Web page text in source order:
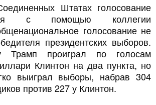
Штатах голосование
с помощью коллегии
голосование не
президентских выборов.
проиграл по голосам
Клинтон на два пункта, но
выиграл выборы, набрав 304
против 227 у Клинтон.